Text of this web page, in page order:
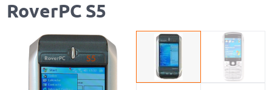
RoverPC S5